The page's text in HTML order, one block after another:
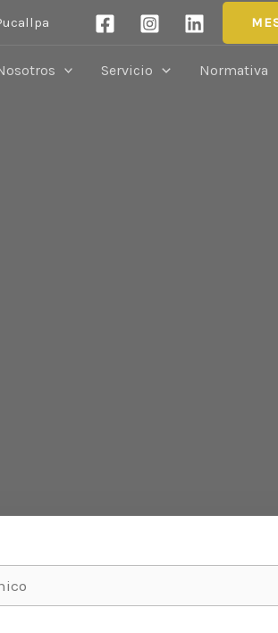
Servicio Normativa